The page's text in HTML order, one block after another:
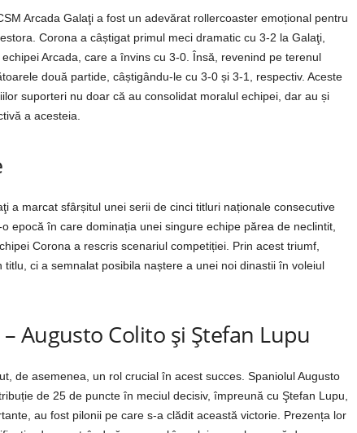
Arcada Galaţi a fost un adevărat rollercoaster emoțional pentru
Corona a câștigat primul meci dramatic cu 3-2 la Galaţi,
Arcada, care a învins cu 3-0. Însă, revenind pe terenul
două partide, câștigându-le cu 3-0 și 3-1, respectiv. Aceste
suporteri nu doar că au consolidat moralul echipei, dar au și
a acesteia.
a marcat sfârșitul unei serii de cinci titluri naționale consecutive
epocă în care dominația unei singure echipe părea de neclintit,
Corona a rescris scenariul competiției. Prin acest triumf,
ci a semnalat posibila naștere a unei noi dinastii în voleiul
Augusto Colito și Ştefan Lupu
de asemenea, un rol crucial în acest succes. Spaniolul Augusto
de 25 de puncte în meciul decisiv, împreună cu Ştefan Lupu,
au fost pilonii pe care s-a clădit această victorie. Prezența lor